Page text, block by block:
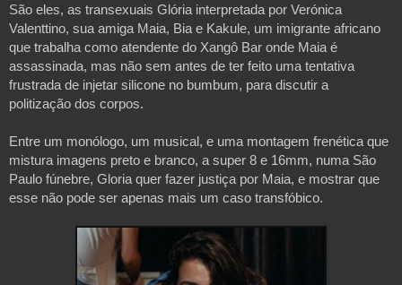
São eles, as transexuais Glória interpretada por Verónica
Valenttino, sua amiga Maia, Bia e Kakule, um imigrante africano
que trabalha como atendente do Xangô Bar onde Maia é
assassinada, mas não sem antes de ter feito uma tentativa
frustrada de injetar silicone no bumbum, para discutir a
politização dos corpos.
Entre um monólogo, um musical, e uma montagem frenética que
mistura imagens preto e branco, a super 8 e 16mm, numa São
Paulo fúnebre, Gloria quer fazer justiça por Maia, e mostrar que
esse não pode ser apenas mais um caso transfóbico.